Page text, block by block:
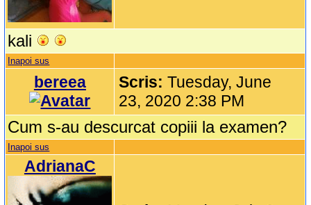
kali
Inapoi sus
bereea Scris:Tuesday, June
23, 2020 2:38 PM
Cum s-au descurcat copiii la examen?
Inapoi sus
AdrianaC